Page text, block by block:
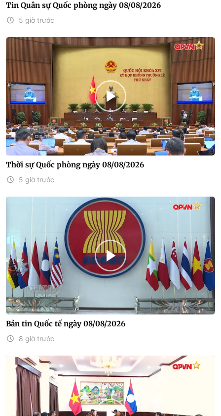
Tin Quân sự Quốc phòng ngày 08/08/2026
5 giờ trước
Thời sự Quốc phòng ngày 08/08/2026
5 giờ trước
Bản tin Quốc tế ngày 08/08/2026
8 giờ trước